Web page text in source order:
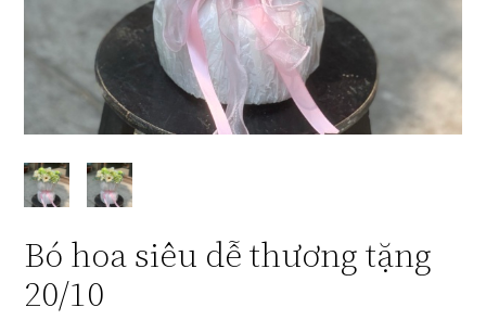
Bó hoa siêu dễ thương tặng
20/10